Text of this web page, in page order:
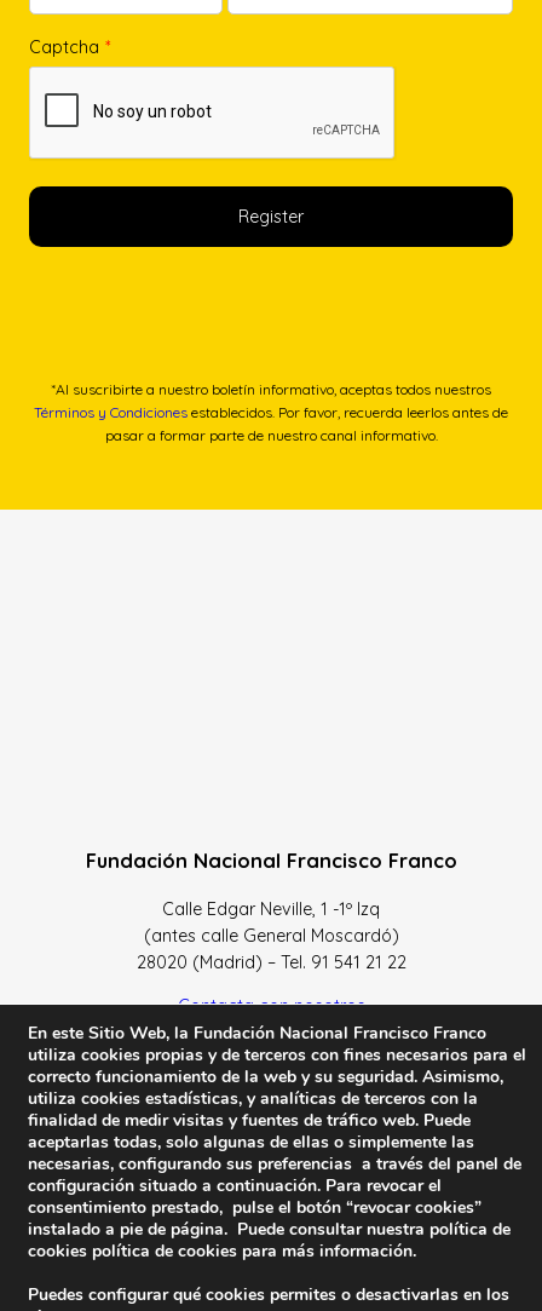
Captcha *
*Al suscribirte a nuestro boletín informativo, aceptas todos nuestros
Términos y Condiciones establecidos. Por favor, recuerda leerlos antes de
pasar a formar parte de nuestro canal informativo.
Fundación Nacional Francisco Franco
Calle Edgar Neville, 1 -1º Izq
(antes calle General Moscardó)
28020 (Madrid) – Tel. 91 541 21 22
Contacta con nosotros
Política de Privacidad y protección de datos– Sus datos
son seguros–Política de Cookies–Condiciones Generales
de uso
Facebook
Twitter
YouTube
© 2023 FNFF | Todos los derechos reservados.
En este Sitio Web, la Fundación Nacional Francisco Franco
utiliza cookies propias y de terceros con fines necesarios para el
correcto funcionamiento de la web y su seguridad. Asimismo,
utiliza cookies estadísticas, y analíticas de terceros con la
finalidad de medir visitas y fuentes de tráfico web. Puede
aceptarlas todas, solo algunas de ellas o simplemente las
necesarias, configurando sus preferencias a través del panel de
configuración situado a continuación. Para revocar el
consentimiento prestado, pulse el botón “revocar cookies”
instalado a pie de página. Puede consultar nuestra política de
cookies política de cookies para más información.
Puedes configurar qué cookies permites o desactivarlas en los